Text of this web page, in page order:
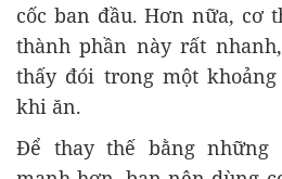
cốc ban đầu. Hơn nữa, cơ
thành phần này rất
thấy đói trong một
khi ăn.
Để thay thế bằng những